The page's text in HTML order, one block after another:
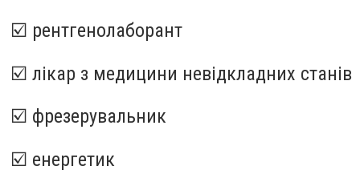
☑️ рентгенолаборант
☑️ лікар з медицини невідкладних станів
☑️ фрезерувальник
☑️ енергетик